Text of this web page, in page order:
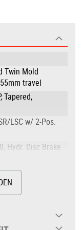
Twin Mold
travel
Tapered,
LSC w/ 2-Pos.
Hydr. Disc Brake
ShadowPlus,
Direct Attach